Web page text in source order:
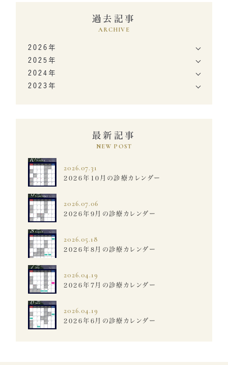
過去記事
ARCHIVE
2026年
2025年
2024年
2023年
最新記事
NEW POST
2026.07.31
2026年10月の診療カレンダー
2026.07.06
2026年9月の診療カレンダー
2026.05.18
2026年8月の診療カレンダー
2026.04.19
2026年7月の診療カレンダー
2026.04.19
2026年6月の診療カレンダー